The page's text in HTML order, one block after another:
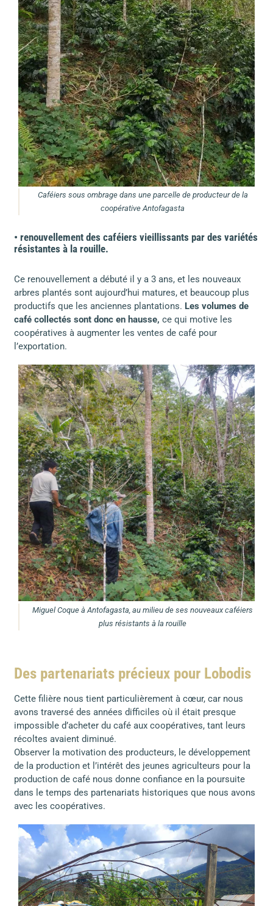
Caféiers sous ombrage dans une parcelle de producteur de la
coopérative Antofagasta
• renouvellement des caféiers vieillissants par des variétés
résistantes à la rouille.
Ce renouvellement a débuté il y a 3 ans, et les nouveaux
arbres plantés sont aujourd’hui matures, et beaucoup plus
productifs que les anciennes plantations. Les volumes de
café collectés sont donc en hausse, ce qui motive les
coopératives à augmenter les ventes de café pour
l’exportation.
Miguel Coque à Antofagasta, au milieu de ses nouveaux caféiers
plus résistants à la rouille
Des partenariats précieux pour Lobodis
Cette filière nous tient particulièrement à cœur, car nous
avons traversé des années difficiles où il était presque
impossible d’acheter du café aux coopératives, tant leurs
récoltes avaient diminué.
Observer la motivation des producteurs, le développement
de la production et l’intérêt des jeunes agriculteurs pour la
production de café nous donne confiance en la poursuite
dans le temps des partenariats historiques que nous avons
avec les coopératives.